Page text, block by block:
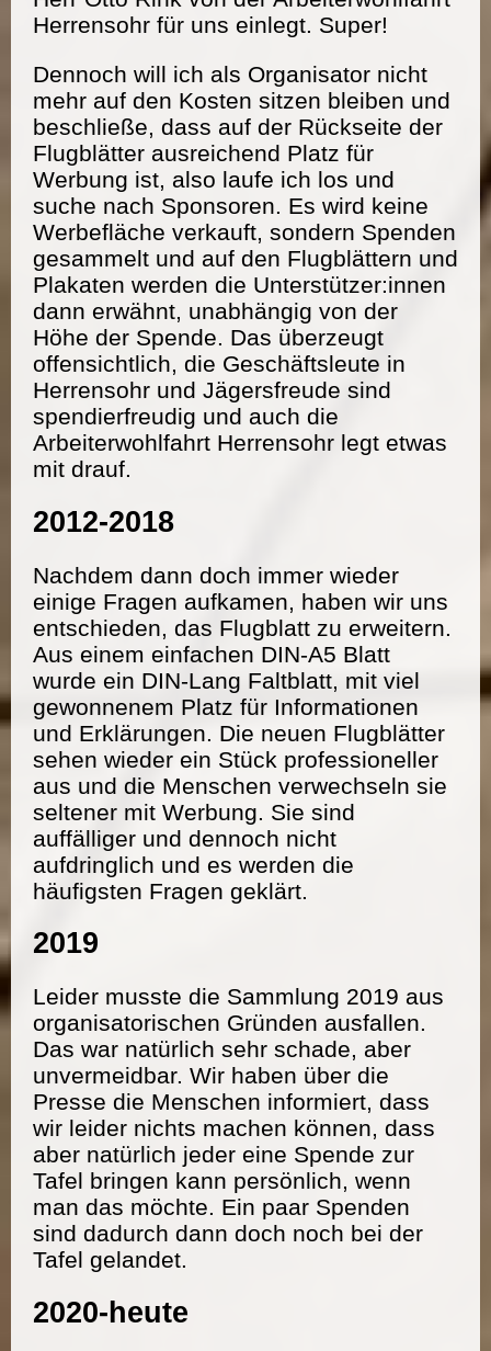
Herrensohr für uns einlegt. Super!
Dennoch will ich als Organisator nicht
mehr auf den Kosten sitzen bleiben und
beschließe, dass auf der Rückseite der
Flugblätter ausreichend Platz für
Werbung ist, also laufe ich los und
suche nach Sponsoren. Es wird keine
Werbefläche verkauft, sondern Spenden
gesammelt und auf den Flugblättern und
Plakaten werden die Unterstützer:innen
dann erwähnt, unabhängig von der
Höhe der Spende. Das überzeugt
offensichtlich, die Geschäftsleute in
Herrensohr und Jägersfreude sind
spendierfreudig und auch die
Arbeiterwohlfahrt Herrensohr legt etwas
mit drauf.
2012-2018
Nachdem dann doch immer wieder
einige Fragen aufkamen, haben wir uns
entschieden, das Flugblatt zu erweitern.
Aus einem einfachen DIN-A5 Blatt
wurde ein DIN-Lang Faltblatt, mit viel
gewonnenem Platz für Informationen
und Erklärungen. Die neuen Flugblätter
sehen wieder ein Stück professioneller
aus und die Menschen verwechseln sie
seltener mit Werbung. Sie sind
auffälliger und dennoch nicht
aufdringlich und es werden die
häufigsten Fragen geklärt.
2019
Leider musste die Sammlung 2019 aus
organisatorischen Gründen ausfallen.
Das war natürlich sehr schade, aber
unvermeidbar. Wir haben über die
Presse die Menschen informiert, dass
wir leider nichts machen können, dass
aber natürlich jeder eine Spende zur
Tafel bringen kann persönlich, wenn
man das möchte. Ein paar Spenden
sind dadurch dann doch noch bei der
Tafel gelandet.
2020-heute